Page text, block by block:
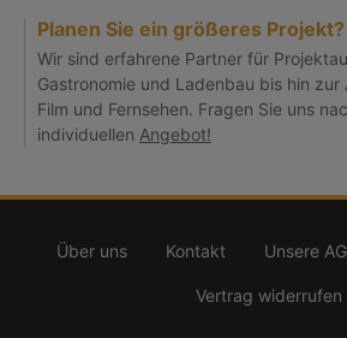
Planen Sie ein größeres Projekt?
Wir sind erfahrene Partner für
Gastronomie und Ladenbau bis hin
Film und Fernsehen. Fragen Sie uns
individuellen Angebot!
Über uns Kontakt Unsere
Vertrag widerrufen